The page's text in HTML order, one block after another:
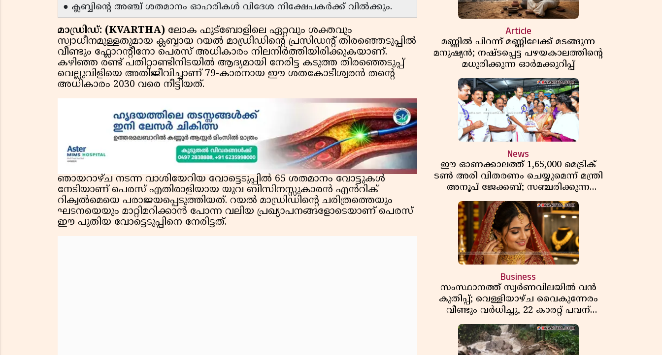
● ക്ലബ്ബിന്റെ അഞ്ച് ശതമാനം ഓഹരികൾ വിദേശ നിക്ഷേപകർക്ക് വിൽക്കും.
മാഡ്രിഡ്: (KVARTHA) ലോക ഫുട്ബോളിലെ ഏറ്റവും ശക്തവും
സ്വാധീനമുള്ളതുമായ ക്ലബ്ബായ റയൽ മാഡ്രിഡിന്റെ പ്രസിഡന്റ് തിരഞ്ഞെടുപ്പിൽ
വീണ്ടും ഫ്ലോറന്റീനോ പെരസ് അധികാരം നിലനിർത്തിയിരിക്കുകയാണ്.
കഴിഞ്ഞ രണ്ട് പതിറ്റാണ്ടിനിടയിൽ ആദ്യമായി നേരിട്ട കടുത്ത തിരഞ്ഞെടുപ്പ്
വെല്ലുവിളിയെ അതിജീവിച്ചാണ് 79-കാരനായ ഈ ശതകോടീശ്വരൻ തന്റെ
അധികാരം 2030 വരെ നീട്ടിയത്.
ഞായറാഴ്ച നടന്ന വാശിയേറിയ വോട്ടെടുപ്പിൽ 65 ശതമാനം വോട്ടുകൾ
നേടിയാണ് പെരസ് എതിരാളിയായ യുവ ബിസിനസ്സുകാരൻ എൻറിക്
റിക്വൽമെയെ പരാജയപ്പെടുത്തിയത്. റയൽ മാഡ്രിഡിന്റെ ചരിത്രത്തെയും
ഘടനയെയും മാറ്റിമറിക്കാൻ പോന്ന വലിയ പ്രഖ്യാപനങ്ങളോടെയാണ് പെരസ്
ഈ പുതിയ വോട്ടെടുപ്പിനെ നേരിട്ടത്.
Article
മണ്ണിൽ പിറന്ന് മണ്ണിലേക്ക് മടങ്ങുന്ന
മനുഷ്യൻ; നഷ്ടപ്പെട്ട പഴയകാലത്തിൻ്റെ
മധുരിക്കുന്ന ഓർമക്കുറിപ്പ്
News
ഈ ഓണക്കാലത്ത് 1,65,000 മെട്രിക്
ടൺ അരി വിതരണം ചെയ്യുമെന്ന് മന്ത്രി
അനൂപ് ജേക്കബ്; സഞ്ചരിക്കുന്ന
റേഷൻ കടകൾക്ക് തുടക്കം
Business
സംസ്ഥാനത്ത് സ്വർണവിലയിൽ വൻ
കുതിപ്പ്; വെള്ളിയാഴ്ച വൈകുന്നേരം
വീണ്ടും വർധിച്ചു, 22 കാരറ്റ് പവന്
1,10,920 രൂപയായി